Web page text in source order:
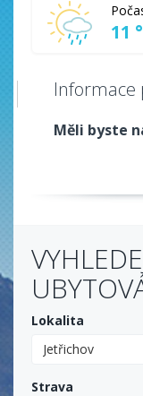
11
Informace
Měli byste
Lokalita
Jetřichov
Strava